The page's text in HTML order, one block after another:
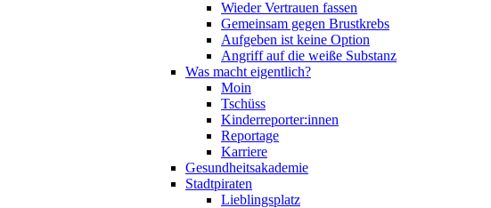
Wieder Vertrauen fassen
Gemeinsam gegen Brustkrebs
Aufgeben ist keine Option
Angriff auf die weiße Substanz
Was macht eigentlich?
Moin
Tschüss
Kinderreporter:innen
Reportage
Karriere
Gesundheitsakademie
Stadtpiraten
Lieblingsplatz